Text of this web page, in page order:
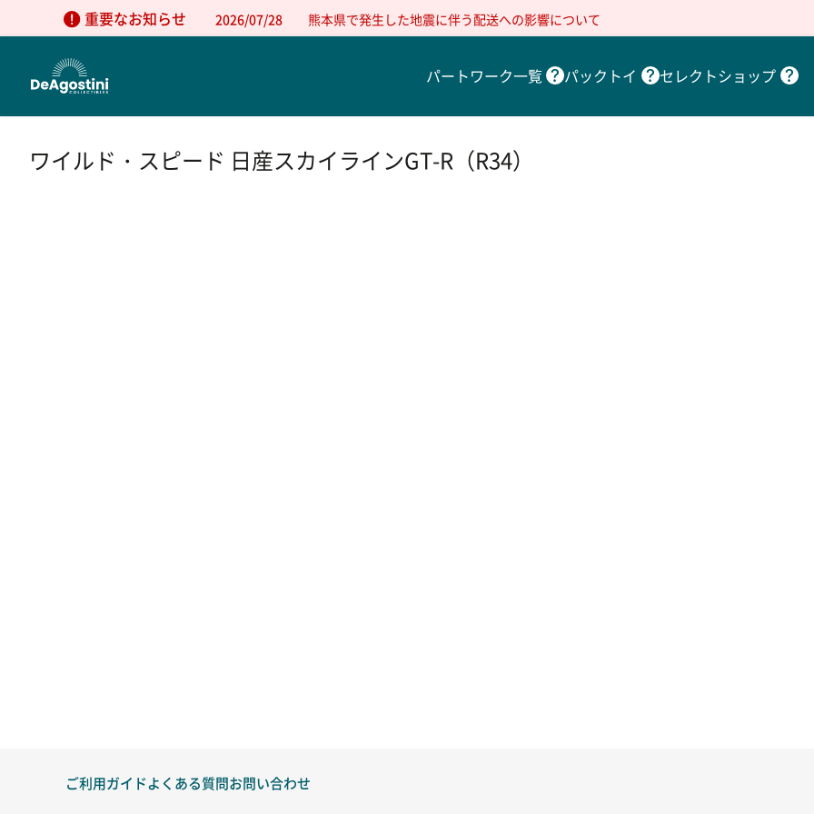
2026/07/28
重要なお知らせ 熊本県で発生した地震に伴う配送への影響について
パートワーク一覧 パックトイ セレクトショップ
ワイルド・スピード 日産スカイラインGT-R（R34）
ご利用ガイドよくある質問お問い合わせ